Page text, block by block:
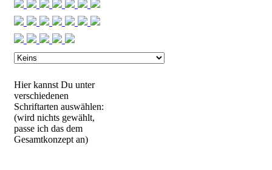
Hier kannst Du unter
verschiedenen
Schriftarten auswählen:
(wird nichts gewählt,
passe ich das dem
Gesamtkonzept an)